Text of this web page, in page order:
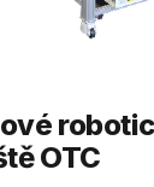
OTC